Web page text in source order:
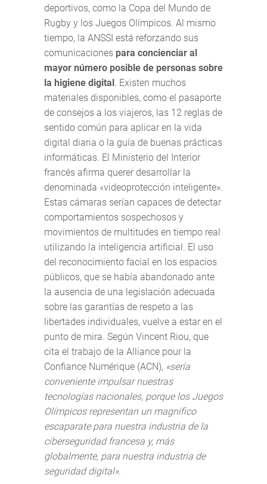
deportivos, como la Copa del Mundo de
Rugby y los Juegos Olímpicos. Al mismo
tiempo, la ANSSI está reforzando sus
comunicaciones para concienciar al
mayor número posible de personas sobre
la higiene digital . Existen muchos
materiales disponibles, como el pasaporte
de consejos a los viajeros, las 12 reglas de
sentido común para aplicar en la vida
digital diaria o la guía de buenas prácticas
informáticas. El Ministerio del Interior
francés afirma querer desarrollar la
denominada «videoprotección inteligente».
Estas cámaras serían capaces de detectar
comportamientos sospechosos y
movimientos de multitudes en tiempo real
utilizando la inteligencia artificial. El uso
del reconocimiento facial en los espacios
públicos, que se había abandonado ante
la ausencia de una legislación adecuada
sobre las garantías de respeto a las
libertades individuales, vuelve a estar en el
punto de mira. Según Vincent Riou, que
cita el trabajo de la Alliance pour la
Confiance Numérique (ACN), «sería
conveniente impulsar nuestras
tecnologías nacionales, porque los Juegos
Olímpicos representan un magnífico
escaparate para nuestra industria de la
ciberseguridad francesa y, más
globalmente, para nuestra industria de
seguridad digital».